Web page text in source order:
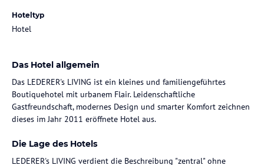
Hoteltyp
Hotel
Das Hotel allgemein
Das LEDERER's LIVING ist ein kleines und familiengeführtes
Boutiquehotel mit urbanem Flair. Leidenschaftliche
Gastfreundschaft, modernes Design und smarter Komfort zeichnen
dieses im Jahr 2011 eröffnete Hotel aus.
Die Lage des Hotels
LEDERER's LIVING verdient die Beschreibung "zentral" ohne